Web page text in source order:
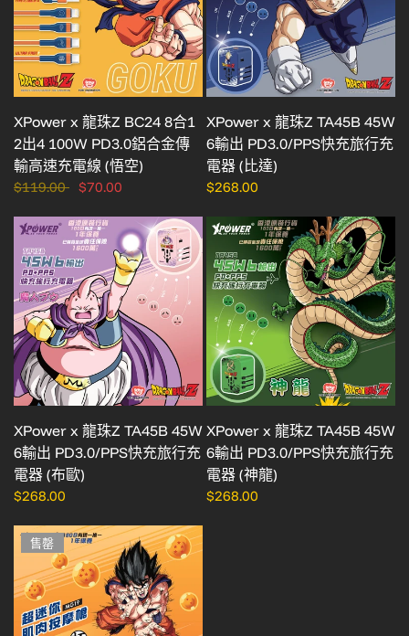
0.4M
XPower x 龍珠Z BC24 8合1
2出4 100W PD3.0鋁合金傳
輸高速充電線 (悟空)
$119.00 $70.00
XPower x 龍珠Z TA45B 45W
6輸出 PD3.0/PPS快充旅行充
電器 (比達)
$268.00
XPower x 龍珠Z TA45B 45W
6輸出 PD3.0/PPS快充旅行充
電器 (布歐)
$268.00
XPower x 龍珠Z TA45B 45W
6輸出 PD3.0/PPS快充旅行充
電器 (神龍)
$268.00
售罄